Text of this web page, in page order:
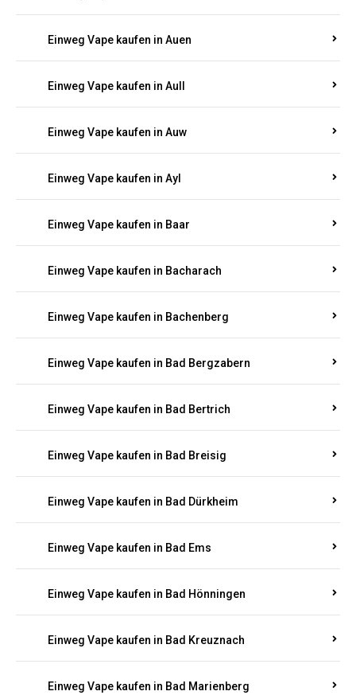
Einweg Vape kaufen in Auen
Einweg Vape kaufen in Aull
Einweg Vape kaufen in Auw
Einweg Vape kaufen in Ayl
Einweg Vape kaufen in Baar
Einweg Vape kaufen in Bacharach
Einweg Vape kaufen in Bachenberg
Einweg Vape kaufen in Bad Bergzabern
Einweg Vape kaufen in Bad Bertrich
Einweg Vape kaufen in Bad Breisig
Einweg Vape kaufen in Bad Dürkheim
Einweg Vape kaufen in Bad Ems
Einweg Vape kaufen in Bad Hönningen
Einweg Vape kaufen in Bad Kreuznach
Einweg Vape kaufen in Bad Marienberg